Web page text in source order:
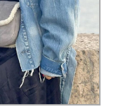
バイマの疑問に現役パーソナルショッパーが答えてみた
バイマ活動の疑問に売れっ子現役バイヤーが答えてみた